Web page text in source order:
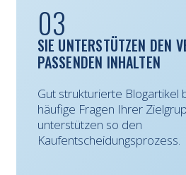
03
SIE UNTERSTÜTZEN DEN
PASSENDEN INHALTEN
Gut strukturierte Blogartikel
häufige Fragen Ihrer
unterstützen so den
Kaufentscheidungsprozess.